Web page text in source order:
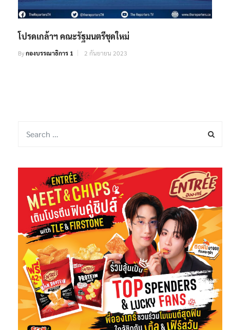
โปรดเกล้าฯ คณะรัฐมนตรีชุดใหม่
Byกองบรรณาธิการ 1 2 กันยายน 2023